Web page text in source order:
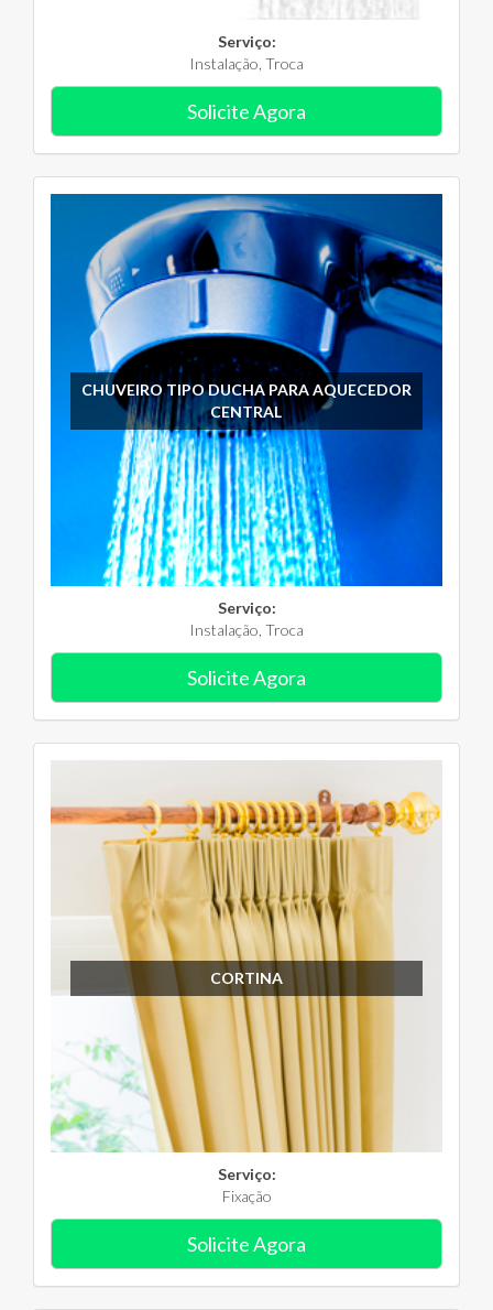
Serviço:
Instalação, Troca
Solicite Agora
CHUVEIRO TIPO DUCHA PARA AQUECEDOR
CENTRAL
Serviço:
Instalação, Troca
Solicite Agora
CORTINA
Serviço:
Fixação
Solicite Agora